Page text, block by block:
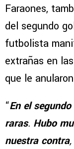
Faraones,
del segundo
futbolista
extrañas en
que le
“En el
raras. Hubo
nuestra contra,